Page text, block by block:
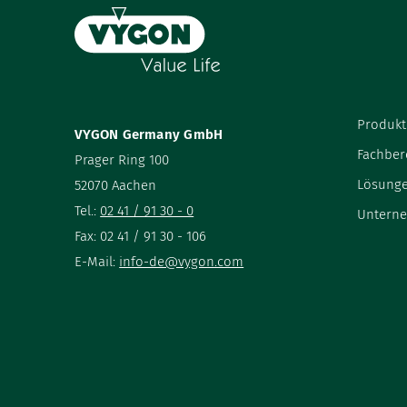
VYGON Germany GmbH
Prager Ring 100
52070 Aachen
Tel.: 02 41 / 91 30 - 0
Fax: 02 41 / 91 30 - 106
E-Mail: info-de@vygon.com